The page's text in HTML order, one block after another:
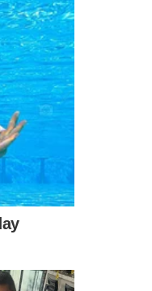
Nacional dos
a participação
pelo IPHAN. O
de registro
do tambor de
busca
a identidade